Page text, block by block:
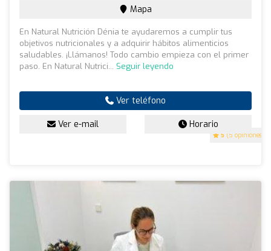
5 (5 opiniones)
Mapa
En Natural Nutrición Dénia te ayudaremos a cumplir tus
objetivos nutricionales y a adquirir hábitos alimenticios
saludables. ¡Llámanos! Todo cambio empieza con el primer
paso. En Natural Nutrici... Seguir leyendo
Ver teléfono
Ver e-mail Horario